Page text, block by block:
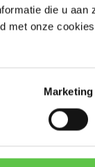
die u aan
met onze
Marketing